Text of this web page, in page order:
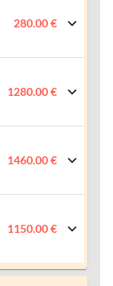
280.00 €
1280.00 €
1460.00 €
1150.00 €